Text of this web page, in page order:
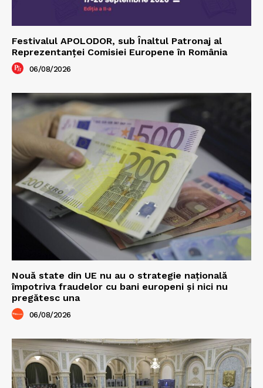
Festivalul APOLODOR, sub Înaltul Patronaj al
Reprezentanței Comisiei Europene în România
06/08/2026
Nouă state din UE nu au o strategie națională
împotriva fraudelor cu bani europeni și nici nu
pregătesc una
06/08/2026